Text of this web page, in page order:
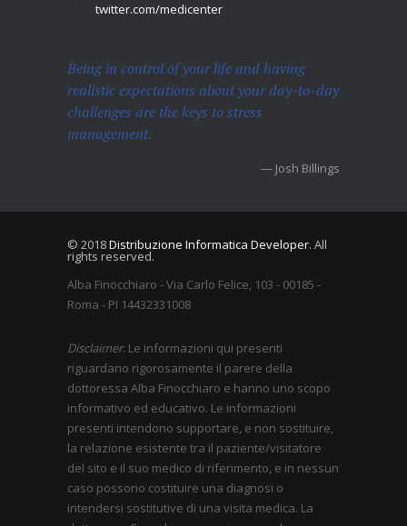
twitter.com/medicenter
Being in control of your life and having
realistic expectations about your day-to-day
challenges are the keys to stress
management.
— Josh Billings
© 2018Distribuzione Informatica Developer. All
rights reserved.
Alba Finocchiaro - Via Carlo Felice, 103 - 00185 -
Roma - PI 14432331008
Disclaimer: Le informazioni qui presenti
riguardano rigorosamente il parere della
dottoressa Alba Finocchiaro e hanno uno scopo
informativo ed educativo. Le informazioni
presenti intendono supportare, e non sostituire,
la relazione esistente tra il paziente/visitatore
del sito e il suo medico di riferimento, e in nessun
caso possono costituire una diagnosi o
intendersi sostitutive di una visita medica. La